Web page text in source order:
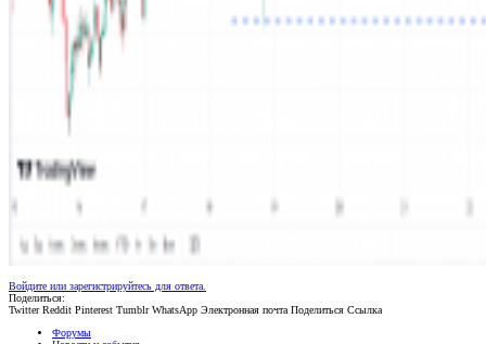
Войдите или зарегистрируйтесь для ответа.
Поделиться:
Twitter Reddit Pinterest Tumblr WhatsApp Электронная почта Поделиться Ссылка
Форумы